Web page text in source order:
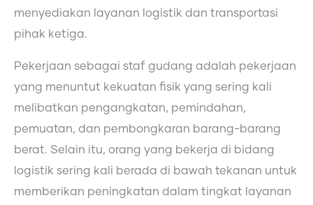
menyediakan layanan logistik dan transportasi
pihak ketiga.
Pekerjaan sebagai staf gudang adalah pekerjaan
yang menuntut kekuatan fisik yang sering kali
melibatkan pengangkatan, pemindahan,
pemuatan, dan pembongkaran barang-barang
berat. Selain itu, orang yang bekerja di bidang
logistik sering kali berada di bawah tekanan untuk
memberikan peningkatan dalam tingkat layanan